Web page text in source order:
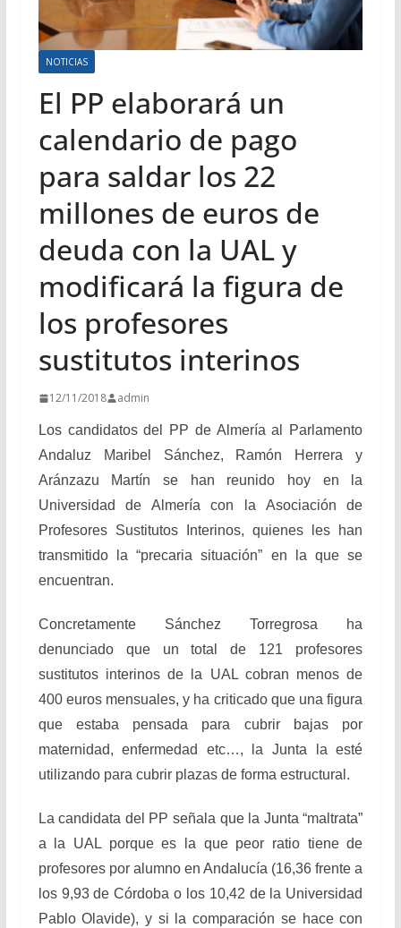
NOTICIAS
El PP elaborará un
calendario de pago
para saldar los 22
millones de euros de
deuda con la UAL y
modificará la figura de
los profesores
sustitutos interinos
12/11/2018 admin
Los candidatos del PP de Almería al Parlamento
Andaluz Maribel Sánchez, Ramón Herrera y
Aránzazu Martín se han reunido hoy en la
Universidad de Almería con la Asociación de
Profesores Sustitutos Interinos, quienes les han
transmitido la “precaria situación” en la que se
encuentran.
Concretamente Sánchez Torregrosa ha
denunciado que un total de 121 profesores
sustitutos interinos de la UAL cobran menos de
400 euros mensuales, y ha criticado que una figura
que estaba pensada para cubrir bajas por
maternidad, enfermedad etc…, la Junta la esté
utilizando para cubrir plazas de forma estructural.
La candidata del PP señala que la Junta “maltrata”
a la UAL porque es la que peor ratio tiene de
profesores por alumno en Andalucía (16,36 frente a
los 9,93 de Córdoba o los 10,42 de la Universidad
Pablo Olavide), y si la comparación se hace con